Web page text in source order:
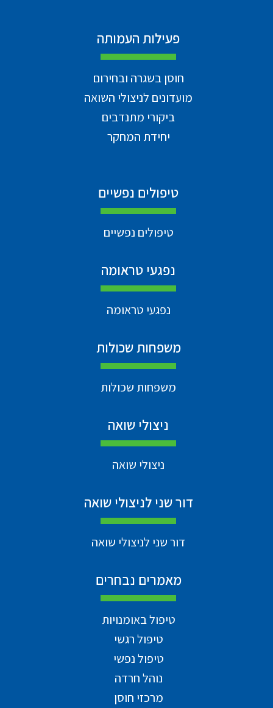
פעילות העמותה
חוסן בשגרה ובחירום
מועדונים לניצולי השואה
ביקורי מתנדבים
יחידת המחקר
טיפולים נפשיים
טיפולים נפשיים
נפגעי טראומה
נפגעי טראומה
משפחות שכולות
משפחות שכולות
ניצולי שואה
ניצולי שואה
דור שני לניצולי שואה
דור שני לניצולי שואה
מאמרים נבחרים
טיפול באומנויות
טיפול רגשי
טיפול נפשי
נוהל חרדה
מרכזי חוסן